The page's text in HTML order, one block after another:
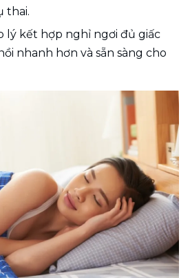
thai.
lý kết hợp nghỉ ngơi đủ giấc
nhanh hơn và sẵn sàng cho